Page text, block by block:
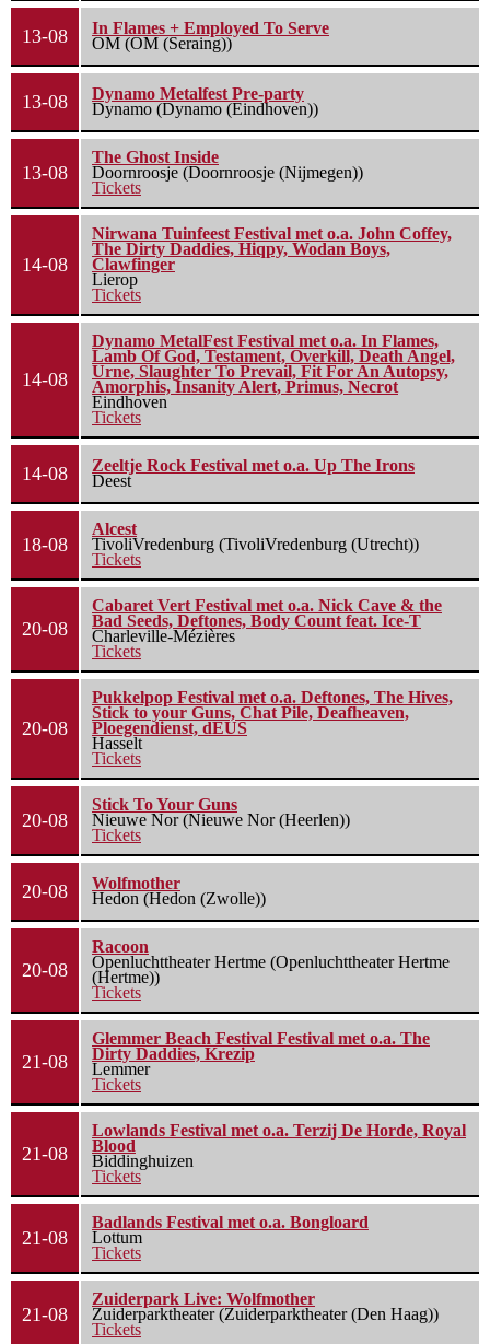
13-08
In Flames + Employed To Serve
OM (OM (Seraing))
13-08
Dynamo Metalfest Pre-party
Dynamo (Dynamo (Eindhoven))
13-08
The Ghost Inside
Doornroosje (Doornroosje (Nijmegen))
Tickets
14-08
Nirwana Tuinfeest Festival met o.a. John Coffey,
The Dirty Daddies, Hiqpy, Wodan Boys,
Clawfinger
Lierop
Tickets
14-08
Dynamo MetalFest Festival met o.a. In Flames,
Lamb Of God, Testament, Overkill, Death Angel,
Urne, Slaughter To Prevail, Fit For An Autopsy,
Amorphis, Insanity Alert, Primus, Necrot
Eindhoven
Tickets
14-08
Zeeltje Rock Festival met o.a. Up The Irons
Deest
18-08
Alcest
TivoliVredenburg (TivoliVredenburg (Utrecht))
Tickets
20-08
Cabaret Vert Festival met o.a. Nick Cave & the
Bad Seeds, Deftones, Body Count feat. Ice-T
Charleville-Mézières
Tickets
20-08
Pukkelpop Festival met o.a. Deftones, The Hives,
Stick to your Guns, Chat Pile, Deafheaven,
Ploegendienst, dEUS
Hasselt
Tickets
20-08
Stick To Your Guns
Nieuwe Nor (Nieuwe Nor (Heerlen))
Tickets
20-08
Wolfmother
Hedon (Hedon (Zwolle))
20-08
Racoon
Openluchttheater Hertme (Openluchttheater Hertme
(Hertme))
Tickets
21-08
Glemmer Beach Festival Festival met o.a. The
Dirty Daddies, Krezip
Lemmer
Tickets
21-08
Lowlands Festival met o.a. Terzij De Horde, Royal
Blood
Biddinghuizen
Tickets
21-08
Badlands Festival met o.a. Bongloard
Lottum
Tickets
21-08
Zuiderpark Live: Wolfmother
Zuiderparktheater (Zuiderparktheater (Den Haag))
Tickets